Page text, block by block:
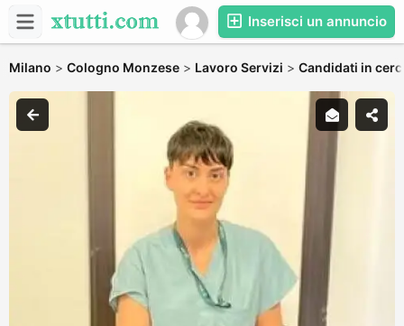
Inserisci un annuncio
Milano > Cologno Monzese > Lavoro Servizi > Candidati in